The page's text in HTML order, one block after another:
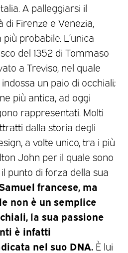
A palleggiarsi il
Firenze e Venezia,
probabile. L’unica
del 1352 di Tommaso
a Treviso, nel quale
un paio di occhiali;
più antica, ad oggi
rappresentati. Molti
dalla storia degli
a volte unico, tra i più
John per il quale sono
punto di forza della sua
francese, ma
non è un semplice
la sua passione
è infatti
nel suo DNA. È lui